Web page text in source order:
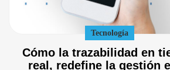
Tecnología
Cómo la trazabilidad en
real, redefine la gestión